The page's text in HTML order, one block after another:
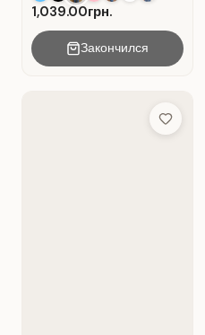
1,039.00грн.
Закончился
Add to